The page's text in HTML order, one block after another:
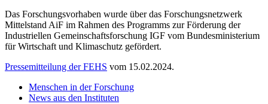
Das Forschungsvorhaben wurde über das Forschungsnetzwerk
Mittelstand AiF im Rahmen des Programms zur Förderung der
Industriellen Gemeinschaftsforschung IGF vom Bundesministerium
für Wirtschaft und Klimaschutz gefördert.
Pressemitteilung der FEHS vom 15.02.2024.
Menschen in der Forschung
News aus den Instituten